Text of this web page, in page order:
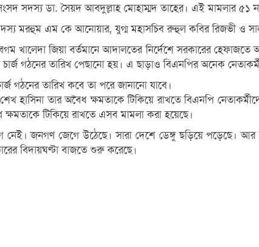
সদস্য ডা. সৈয়দ আবদুল্লাহ মোহাম্মদ তাহের। এই মামলার ৫১
সদস্য মরহুম এম কে আনোয়ার, যুগ্ম মহাসচিব রুহুল কবির রিজভী
খালেদা জিয়া বর্তমানে আদালতের নির্দেশে সরকারের
গঠনের তারিখ পেছানো হয়। এ ছাড়াও বিএনপির অনেক
গঠনের তারিখ কবে তা পরে জানানো যাবে।
তার অবৈধ ক্ষমতাকে টিকিয়ে রাখতে বিএনপি
ক্ষমতাকে টিকিয়ে রাখতে এসব মামলা করা হয়েছে।
জনগণ জেগে উঠেছে। সারা দেশে ডেঙ্গু ছড়িয়ে পড়েছে। আর
বিদায়ঘণ্টা বাজতে শুরু করেছে।